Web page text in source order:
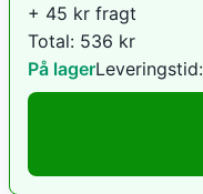
+ 45 kr fragt
Total: 536 kr
På lagerLeveringstid: